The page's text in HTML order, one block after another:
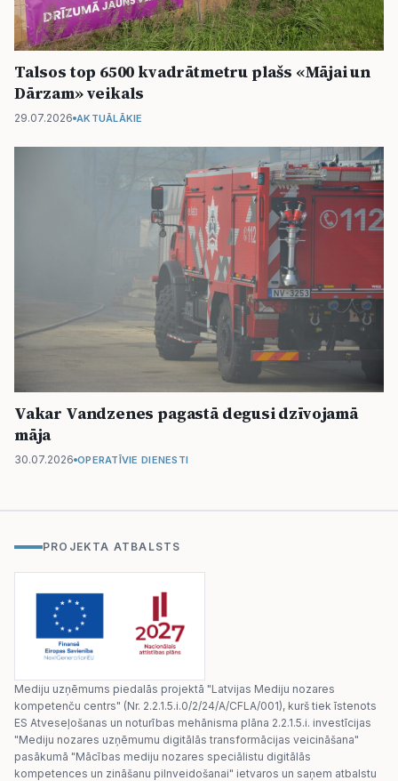
Talsos top 6500 kvadrātmetru plašs «Mājai un
Dārzam» veikals
29.07.2026 AKTUĀLĀKIE
Vakar Vandzenes pagastā degusi dzīvojamā
māja
30.07.2026 OPERATĪVIE DIENESTI
PROJEKTA ATBALSTS
Mediju uzņēmums piedalās projektā "Latvijas Mediju nozares
kompetenču centrs" (Nr. 2.2.1.5.i.0/2/24/A/CFLA/001), kurš tiek īstenots
ES Atveseļošanas un noturības mehānisma plāna 2.2.1.5.i. investīcijas
"Mediju nozares uzņēmumu digitālās transformācijas veicināšana"
pasākumā "Mācības mediju nozares speciālistu digitālās
kompetences un zināšanu pilnveidošanai" ietvaros un saņem atbalstu